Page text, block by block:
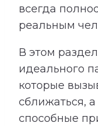
всегда
реальным
В этом
идеального
которые
сближаться,
способные